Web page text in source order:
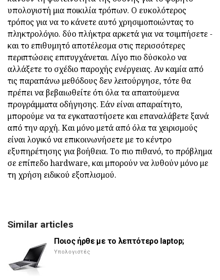
υπολογιστή μια ποικιλία τρόπων. Ο ευκολότερος
τρόπος για να το κάνετε αυτό χρησιμοποιώντας το
πληκτρολόγιο. δύο πλήκτρα αρκετά για να τσιμπήσετε -
και το επιθυμητό αποτέλεσμα στις περισσότερες
περιπτώσεις επιτυγχάνεται. Λίγο πιο δύσκολο να
αλλάξετε το σχέδιο παροχής ενέργειας. Αν καμία από
τις παραπάνω μεθόδους δεν λειτούργησε, τότε θα
πρέπει να βεβαιωθείτε ότι όλα τα απαιτούμενα
προγράμματα οδήγησης. Εάν είναι απαραίτητο,
μπορούμε να τα εγκαταστήσετε και επαναλάβετε ξανά
από την αρχή. Και μόνο μετά από όλα τα χειρισμούς
είναι λογικό να επικοινωνήσετε με το κέντρο
εξυπηρέτησης για βοήθεια. Το πιο πιθανό, το πρόβλημα
σε επίπεδο hardware, και μπορούν να λυθούν μόνο με
τη χρήση ειδικού εξοπλισμού.
Similar articles
Ποιος ήρθε με το λεπτότερο laptop;
Υπολογιστές